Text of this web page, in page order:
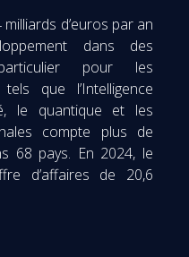
d’euros par an
dans des
pour les
que l’Intelligence
le quantique et les
compte plus de
68 pays. En 2024, le
d’affaires de 20,6